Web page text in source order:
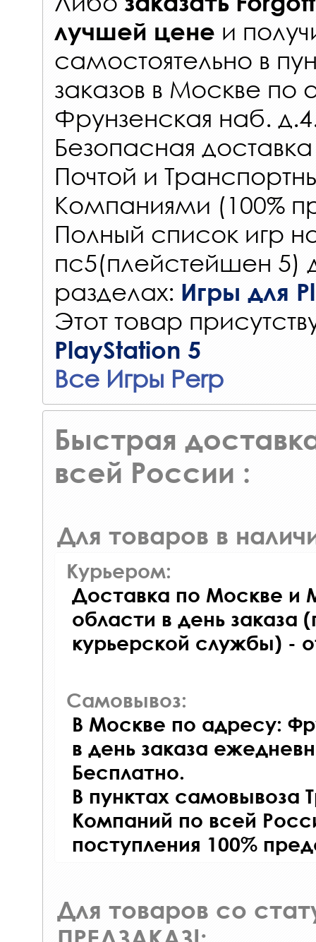
лучшей цене и
самостоятельно в
заказов в Москве по
Фрунзенская наб.
Безопасная
Почтой и
Компаниями (100%
Полный список игр
пс5(плейстейшен 5)
разделах: Игры для
Этот товар
PlayStation 5
Все Игры Perp
Быстрая
всей России :
Для товаров в
Курьером:
Доставка по Москве и
области в день заказа
курьерской службы) -
Самовывоз:
В Москве по адресу:
в день заказа
Бесплатно.
В пунктах самовывоза
Компаний по всей
поступления 100%
Для товаров со